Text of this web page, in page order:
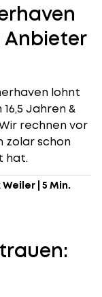
lohnt
Jahren &
rechnen vor
zolar schon
hat.
Weiler| 5 Min.